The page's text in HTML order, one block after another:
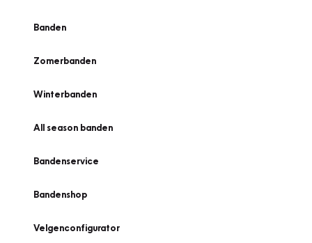
Banden
Zomerbanden
Winterbanden
All season banden
Bandenservice
Bandenshop
Velgenconfigurator